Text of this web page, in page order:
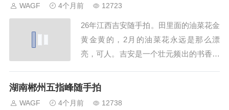
WAGF 4个月前 12723
26年江西吉安随手拍。田里面的油菜花金
黄金黄的，2月的油菜花永远是那么漂
亮，可人。吉安是一个壮元频出的书香门
湖南郴州五指峰随手拍
WAGF 4个月前 12738